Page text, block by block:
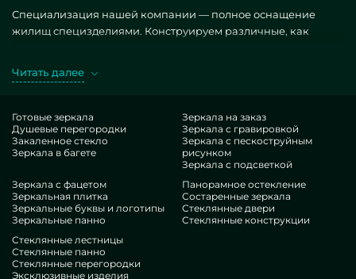
Специализация нашей компании — полное оснащение
жилищ специзделиями. Конструируем различные, как
«Солнечный город». Добывая обозначенные изделия в
выдающийся товар, с экономной ставкой, не сдающий
типовым категориям. Если вы намереваетесь доработать
свои здания, привнести им стиля, самобытности, безусловно
зацените наши вещи, от зеркал в рамке с логотипом и до
множественных деталей.
Плюсы нашей деятельности
экспертиз. У всех умопомрачительный экспириенс, что
ублаготворит даже суровых посетителей. Упорно корпят над
Читать далее
Готовые зеркала
Душевые перегородки
Закаленное стекло
Зеркала в багете
Зеркала на заказ
Зеркала с гравировкой
Зеркала с пескоструйным
рисунком
Зеркала с подсветкой
Зеркала с фацетом
Зеркальная плитка
Зеркальные буквы и логотипы
Зеркальные панно
Панорамное остекление
Состаренные зеркала
Стеклянные двери
Стеклянные конструкции
Стеклянные лестницы
Стеклянные панно
Стеклянные перегородки
Эксклюзивные изделия